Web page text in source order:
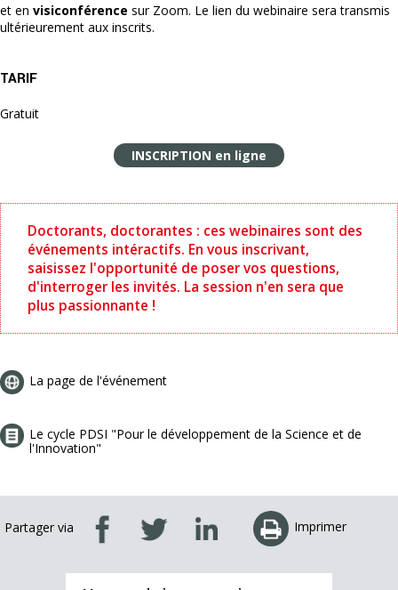
et en visiconférence sur Zoom. Le lien du webinaire sera transmis
ultérieurement aux inscrits.
TARIF
Gratuit
INSCRIPTION en ligne
Doctorants, doctorantes : ces webinaires sont des
événements intéractifs. En vous inscrivant,
saisissez l'opportunité de poser vos questions,
d'interroger les invités. La session n'en sera que
plus passionnante !
La page de l'événement
Le cycle PDSI "Pour le développement de la Science et de
l'Innovation"
Partager via Imprimer